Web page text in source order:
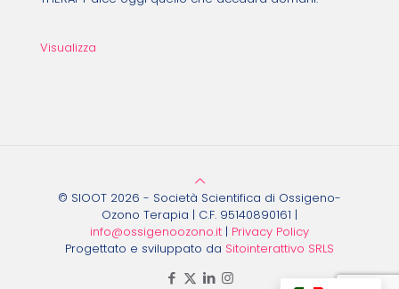
Visualizza
© SIOOT 2026 - Società Scientifica di Ossigeno-
Ozono Terapia | C.F. 95140890161 |
info@ossigenoozono.it | Privacy Policy
Progettato e sviluppato da Sitointerattivo SRLS